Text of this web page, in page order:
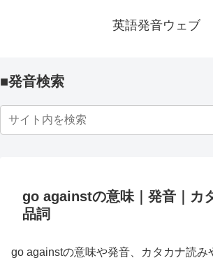
英語発音ウェブ
■発音検索
go againstの意味｜発音｜カ
品詞
go againstの意味や発音、カタカナ読み